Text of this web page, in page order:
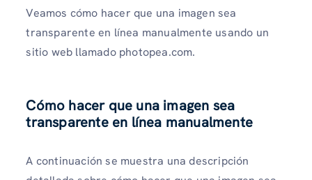
Veamos cómo hacer que una imagen sea
transparente en línea manualmente usando un
sitio web llamado photopea.com.
Cómo hacer que una imagen sea
transparente en línea manualmente
A continuación se muestra una descripción